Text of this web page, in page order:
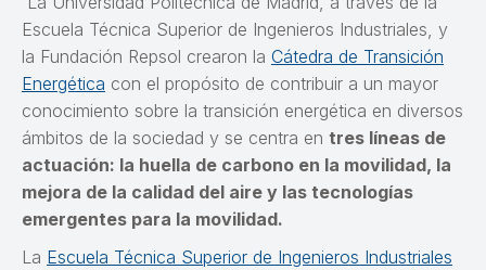
Escuela Técnica Superior de Ingenieros Industriales, y
la Fundación Repsol crearon la Cátedra de Transición
Energética con el propósito de contribuir a un mayor
conocimiento sobre la transición energética en diversos
ámbitos de la sociedad y se centra en tres líneas de
actuación: la huella de carbono en la movilidad, la
mejora de la calidad del aire y las tecnologías
emergentes para la movilidad.
La Escuela Técnica Superior de Ingenieros Industriales